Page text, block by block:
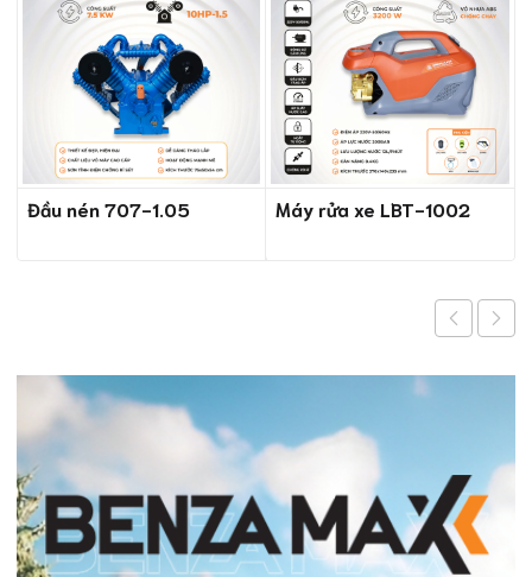
Đầu nén 707-1.05 Máy rửa xe LBT-1002